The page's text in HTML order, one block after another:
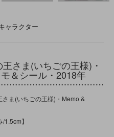
ャラクター
さま(いちごの王様)・
＆シール・2018年
さま(いちごの王様)・Memo &
】